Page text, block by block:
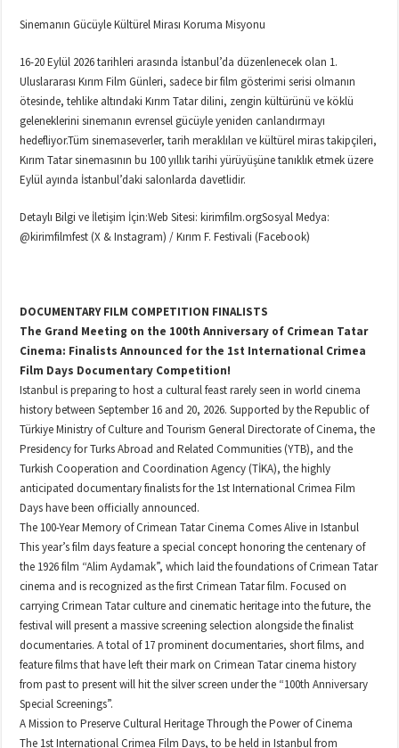
Sinemanın Gücüyle Kültürel Mirası Koruma Misyonu
16-20 Eylül 2026 tarihleri arasında İstanbul’da düzenlenecek olan 1.
Uluslararası Kırım Film Günleri, sadece bir film gösterimi serisi olmanın
ötesinde, tehlike altındaki Kırım Tatar dilini, zengin kültürünü ve köklü
geleneklerini sinemanın evrensel gücüyle yeniden canlandırmayı
hedefliyor.Tüm sinemaseverler, tarih meraklıları ve kültürel miras takipçileri,
Kırım Tatar sinemasının bu 100 yıllık tarihi yürüyüşüne tanıklık etmek üzere
Eylül ayında İstanbul’daki salonlarda davetlidir.
Detaylı Bilgi ve İletişim İçin:Web Sitesi: kirimfilm.orgSosyal Medya:
@kirimfilmfest (X & Instagram) / Kırım F. Festivali (Facebook)
DOCUMENTARY FILM COMPETITION FINALISTS
The Grand Meeting on the 100th Anniversary of Crimean Tatar
Cinema: Finalists Announced for the 1st International Crimea
Film Days Documentary Competition!
Istanbul is preparing to host a cultural feast rarely seen in world cinema
history between September 16 and 20, 2026. Supported by the Republic of
Türkiye Ministry of Culture and Tourism General Directorate of Cinema, the
Presidency for Turks Abroad and Related Communities (YTB), and the
Turkish Cooperation and Coordination Agency (TİKA), the highly
anticipated documentary finalists for the 1st International Crimea Film
Days have been officially announced.
The 100-Year Memory of Crimean Tatar Cinema Comes Alive in Istanbul
This year’s film days feature a special concept honoring the centenary of
the 1926 film “Alim Aydamak”, which laid the foundations of Crimean Tatar
cinema and is recognized as the first Crimean Tatar film. Focused on
carrying Crimean Tatar culture and cinematic heritage into the future, the
festival will present a massive screening selection alongside the finalist
documentaries. A total of 17 prominent documentaries, short films, and
feature films that have left their mark on Crimean Tatar cinema history
from past to present will hit the silver screen under the “100th Anniversary
Special Screenings”.
A Mission to Preserve Cultural Heritage Through the Power of Cinema
The 1st International Crimea Film Days, to be held in Istanbul from